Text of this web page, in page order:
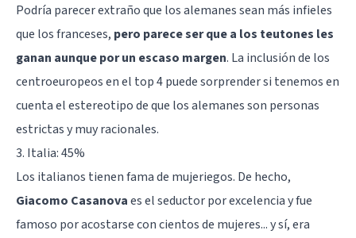
Podría parecer extraño que los alemanes sean más infieles
que los franceses, pero parece ser que a los teutones les
ganan aunque por un escaso margen. La inclusión de los
centroeuropeos en el top 4 puede sorprender si tenemos en
cuenta el estereotipo de que los alemanes son personas
estrictas y muy racionales.
3. Italia: 45%
Los italianos tienen fama de mujeriegos. De hecho,
Giacomo Casanovaes el seductor por excelencia y fue
famoso por acostarse con cientos de mujeres... y sí, era